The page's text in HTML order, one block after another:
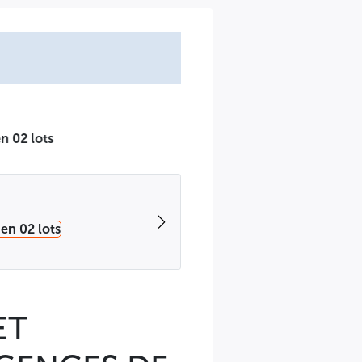
OUVERT AVEC
la fourniture de matière première en acier inoxydable
le cahier des charges contre justification de
€) pour les soumissionnaires étrangers.